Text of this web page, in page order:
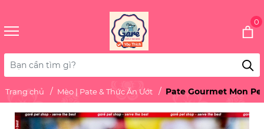
0
Trang chủ Mèo | Pate & Thức Ăn Ướt Pate Gourmet Mon